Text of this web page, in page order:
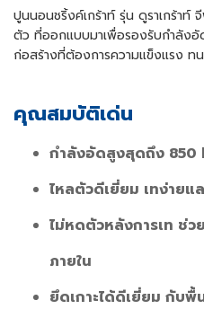
ปูนนอนชริ้งค์เกร้าท์ รุ่น ดูราเกร้าท์
ตัว ที่ออกแบบมาเพื่อรองรับกำลังอั
ก่อสร้างที่ต้องการความแข็งแรง ทน
คุณสมบัติเด่น
กำลังอัดสูงสุดถึง 850
ไหลตัวดีเยี่ยม เทง่ายแ
ไม่หดตัวหลังการเท ช่
ภายใน
ยึดเกาะได้ดีเยี่ยม กับ